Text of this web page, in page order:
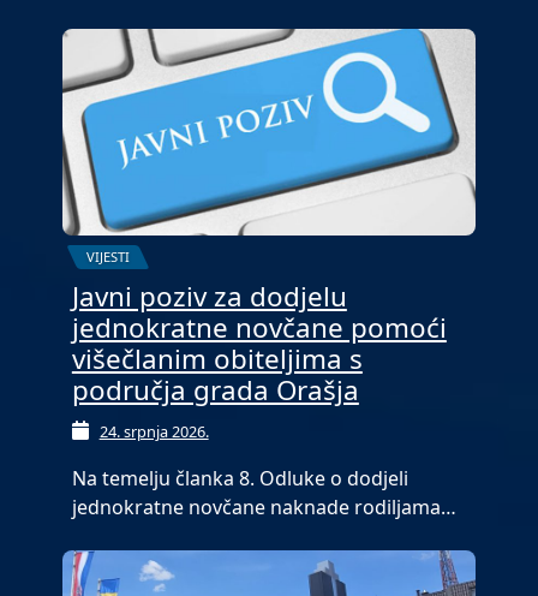
VIJESTI
Javni poziv za dodjelu
jednokratne novčane pomoći
višečlanim obiteljima s
područja grada Orašja
24. srpnja 2026.
Na temelju članka 8. Odluke o dodjeli
jednokratne novčane naknade rodiljama…